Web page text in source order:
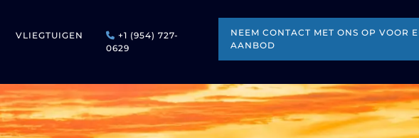
VLIEGTUIGEN
+1 (954) 727-
0629
NEEM CONTACT MET ONS OP VOOR
AANBOD